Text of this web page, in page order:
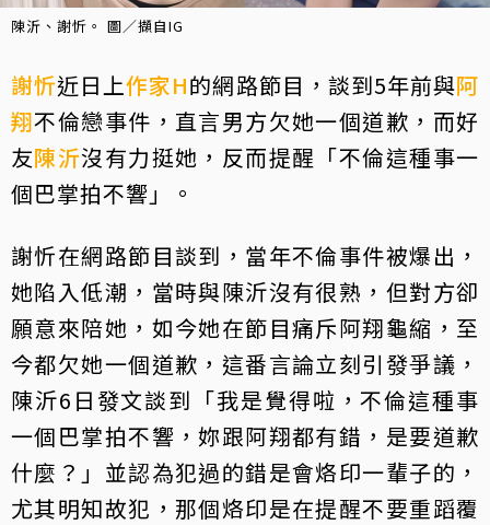
陳沂、謝忻。 圖／擷自IG
謝忻近日上作家H的網路節目，談到5年前與阿
翔不倫戀事件，直言男方欠她一個道歉，而好
友陳沂沒有力挺她，反而提醒「不倫這種事一
個巴掌拍不響」。
謝忻在網路節目談到，當年不倫事件被爆出，
她陷入低潮，當時與陳沂沒有很熟，但對方卻
願意來陪她，如今她在節目痛斥阿翔龜縮，至
今都欠她一個道歉，這番言論立刻引發爭議，
陳沂6日發文談到「我是覺得啦，不倫這種事
一個巴掌拍不響，妳跟阿翔都有錯，是要道歉
什麼？」並認為犯過的錯是會烙印一輩子的，
尤其明知故犯，那個烙印是在提醒不要重蹈覆